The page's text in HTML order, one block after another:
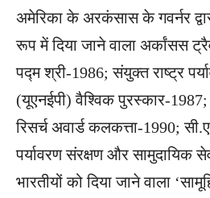
अमेरिका के अरकंसास के गवर्नर
रूप में दिया जाने वाला अर्कांसस
पद्म श्री-1986; संयुक्त राष्ट्र
(यूएनईपी) वैश्विक पुरस्कार-
रिसर्च अवार्ड कलकत्ता-1990;
पर्यावरण संरक्षण और सामुदायिक
भारतीयों को दिया जाने वाला